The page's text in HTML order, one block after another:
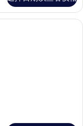
羽絨被、記憶床墊、迷你吧